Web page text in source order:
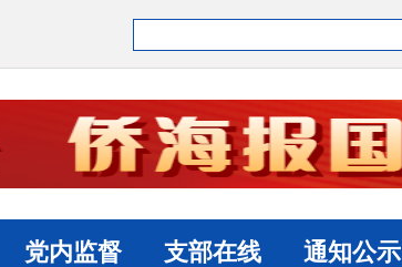
党内监督 支部在线 通知公示